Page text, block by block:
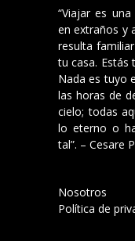
“Viajar es
en extraños y
resulta
tu casa. Estás
Nada es tuyo
las horas de
cielo; todas
lo eterno o
tal”. – Cesare
Nosotros
Política de